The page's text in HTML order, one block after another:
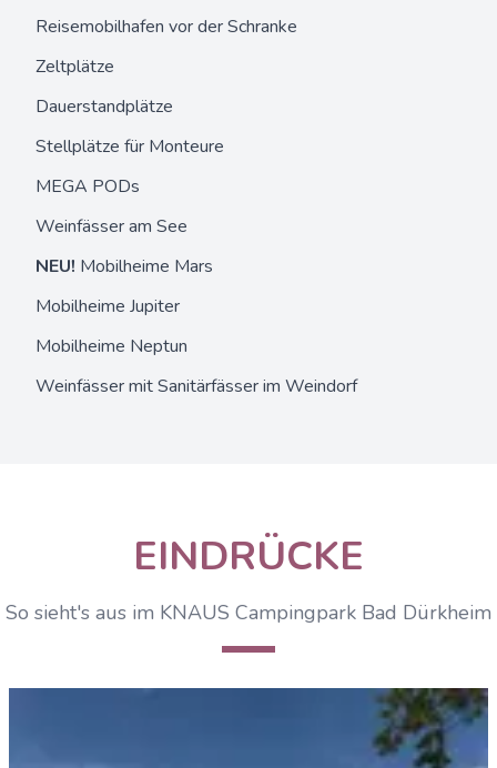
Reisemobilhafen vor der Schranke
Zeltplätze
Dauerstandplätze
Stellplätze für Monteure
MEGA PODs
Weinfässeram See
NEU! Mobilheime Mars
Mobilheime Jupiter
Mobilheime Neptun
Weinfässer mit Sanitärfässerim Weindorf
EINDRÜCKE
So sieht's aus im KNAUS Campingpark Bad Dürkheim